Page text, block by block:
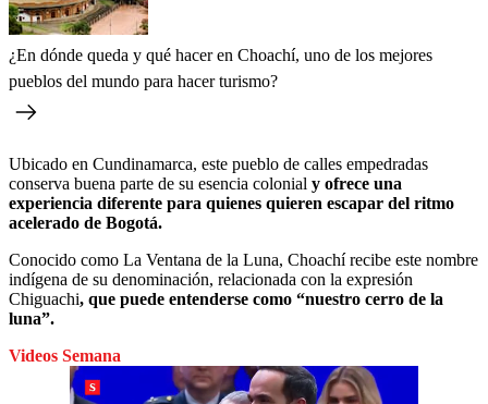
¿En dónde queda y qué hacer en Choachí, uno de los mejores
pueblos del mundo para hacer turismo?
Ubicado en Cundinamarca, este pueblo de calles empedradas
conserva buena parte de su esencia colonial y ofrece una
experiencia diferente para quienes quieren escapar del ritmo
acelerado de Bogotá.
Conocido como La Ventana de la Luna, Choachí recibe este nombre
indígena de su denominación, relacionada con la expresión
Chiguachi, que puede entenderse como “nuestro cerro de la
luna”.
Videos Semana